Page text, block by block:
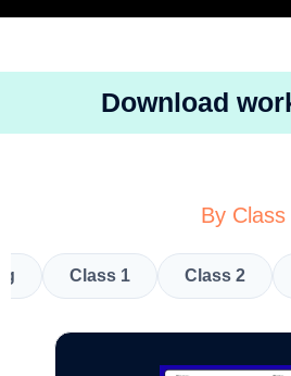
Download
By Class
Class 1 Class 2